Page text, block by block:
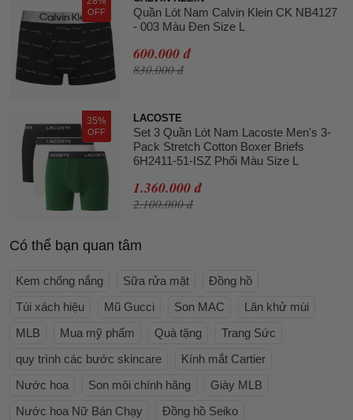
OFF
Quần Lót Nam Calvin Klein CK NB4127
- 003 Màu Đen Size L
600.000 đ
830.000 đ
35%
OFF
LACOSTE
Set 3 Quần Lót Nam Lacoste Men's 3-
Pack Stretch Cotton Boxer Briefs
6H2411-51-ISZ Phối Màu Size L
1.360.000 đ
2.100.000 đ
Có thể bạn quan tâm
Kem chống nắng Sữa rửa mặt
Đồng hồ
Túi xách hiệu
Mũ Gucci Son MAC
Lăn khử mùi
MLB
Mua mỹ phẩm Quà tặng
Trang Sức
quy trình các bước skincare
Kính mắt Cartier
Nước hoa
Son môi chính hãng
Giày MLB
Nước hoa Nữ Bán Chạy
Đồng hồ Seiko